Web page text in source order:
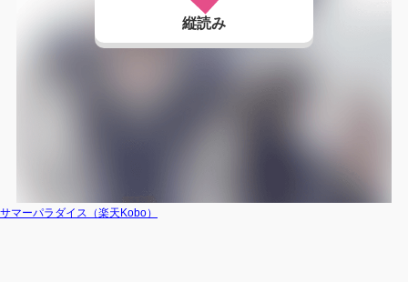
縦読み
サマーパラダイス（楽天Kobo）